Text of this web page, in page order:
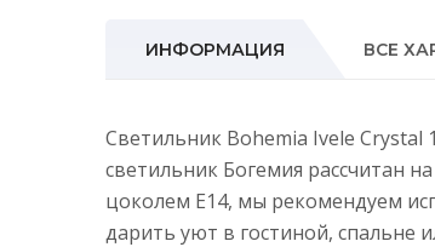
ИНФОРМАЦИЯ ВСЕ
Светильник Bohemia Ivele Crystal
светильник Богемия рассчитан
цоколем E14, мы рекомендуем
дарить уют в гостиной, спальне